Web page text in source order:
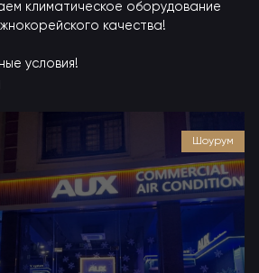
климатическое оборудование
качества!
условия!
Шоурум